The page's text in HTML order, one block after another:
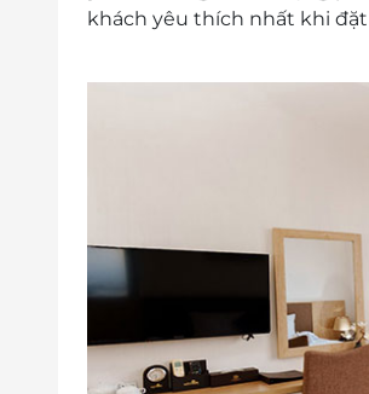
Trẻ từ 12 tuổi trở lên
Phụ thu:
Phụ thu
Tết Nguyên Đán
Lễ 30/04 & 01/05
Lễ Quốc khánh:
Lễ Pháo Hoa: 31/5,
Thông tin liên hệ:
Hotline: 1900 2065
Văn phòng HCM:
khách yêu thích nhất khi